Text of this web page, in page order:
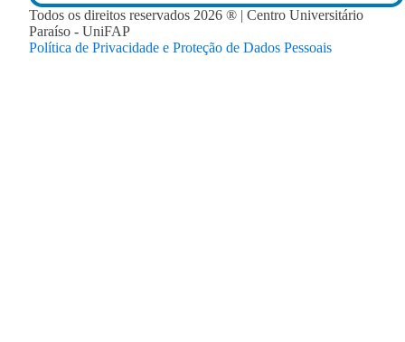
Todos os direitos reservados 2026 ® | Centro Universitário
Paraíso - UniFAP
Política de Privacidade e Proteção de Dados Pessoais